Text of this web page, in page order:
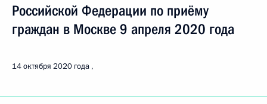
Российской Федерации по приёму
граждан в Москве 9 апреля 2020 года
14 октября 2020 года